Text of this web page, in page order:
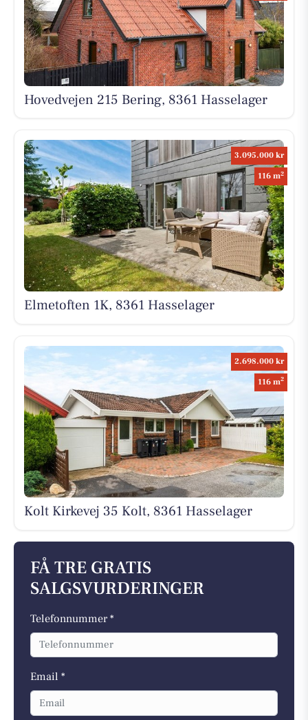
Hovedvejen 215 Bering, 8361 Hasselager
3.095.000 kr
116 m2
Elmetoften 1K, 8361 Hasselager
2.698.000 kr
116 m2
Kolt Kirkevej 35 Kolt, 8361 Hasselager
FÅ TRE GRATIS
SALGSVURDERINGER
Telefonnummer *
Email *